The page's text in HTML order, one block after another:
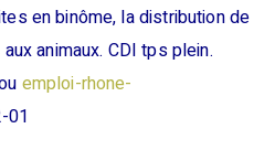
en binôme, la distribution de
animaux. CDI tps plein.
emploi-rhone-
01